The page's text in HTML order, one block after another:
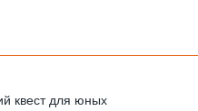
квест для юных